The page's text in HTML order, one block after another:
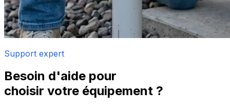
Support expert
Besoin d'aide pour
choisir votre équipement ?